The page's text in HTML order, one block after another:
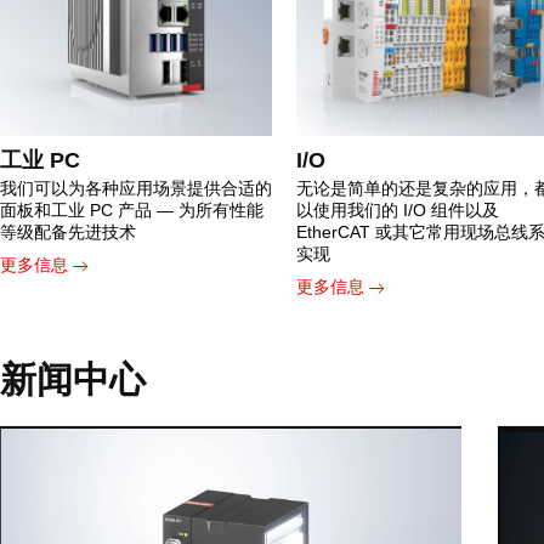
工业 PC
我们可以为各种应用场景提供合适的
面板和工业 PC 产品 — 为所有性能
等级配备先进技术
更多信息
I/O
无论是简单的还是复杂的应用，
以使用我们的 I/O 组件以及
EtherCAT 或其它常用现场总线
实现
更多信息
新闻中心